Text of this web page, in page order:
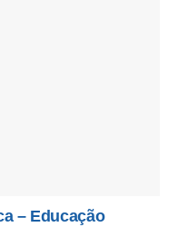
– Educação